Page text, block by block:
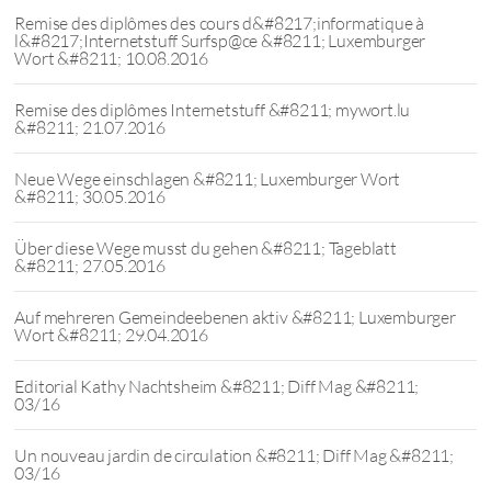
Remise des diplômes des cours d&#8217;informatique à
l&#8217;Internetstuff Surfsp@ce &#8211; Luxemburger
Wort &#8211; 10.08.2016
Remise des diplômes Internetstuff &#8211; mywort.lu
&#8211; 21.07.2016
Neue Wege einschlagen &#8211; Luxemburger Wort
&#8211; 30.05.2016
Über diese Wege musst du gehen &#8211; Tageblatt
&#8211; 27.05.2016
Auf mehreren Gemeindeebenen aktiv &#8211; Luxemburger
Wort &#8211; 29.04.2016
Editorial Kathy Nachtsheim &#8211; Diff Mag &#8211;
03/16
Un nouveau jardin de circulation &#8211; Diff Mag &#8211;
03/16